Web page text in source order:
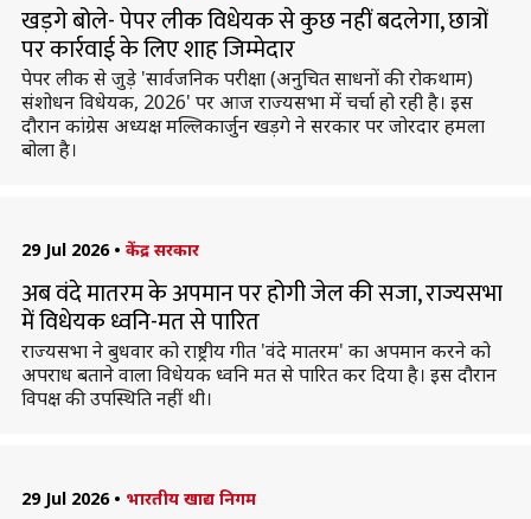
खड़गे बोले- पेपर लीक विधेयक से कुछ नहीं बदलेगा, छात्रों
पर कार्रवाई के लिए शाह जिम्मेदार
पेपर लीक से जुड़े 'सार्वजनिक परीक्षा (अनुचित साधनों की रोकथाम)
संशोधन विधेयक, 2026' पर आज राज्यसभा में चर्चा हो रही है। इस
दौरान कांग्रेस अध्यक्ष मल्लिकार्जुन खड़गे ने सरकार पर जोरदार हमला
बोला है।
29 Jul 2026 • केंद्र सरकार
अब वंदे मातरम के अपमान पर होगी जेल की सजा, राज्यसभा
में विधेयक ध्वनि-मत से पारित
राज्यसभा ने बुधवार को राष्ट्रीय गीत 'वंदे मातरम' का अपमान करने को
अपराध बताने वाला विधेयक ध्वनि मत से पारित कर दिया है। इस दौरान
विपक्ष की उपस्थिति नहीं थी।
29 Jul 2026 • भारतीय खाद्य निगम